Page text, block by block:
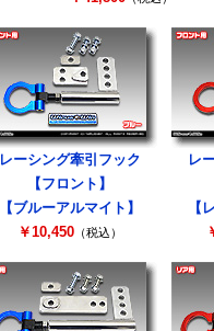
レーシング牽引フック
【フロント】
【ブルーアルマイト】
￥10,450 （税込）
レ
【